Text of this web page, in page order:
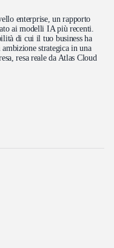
enterprise, un rapporto
ai modelli IA più recenti.
di cui il tuo business ha
strategica in una
resa reale da Atlas Cloud